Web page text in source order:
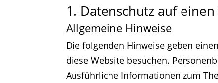
1. Datenschutz auf einen
Allgemeine Hinweise
Die folgenden Hinweise geben
diese Website besuchen.
Ausführliche Informationen zum